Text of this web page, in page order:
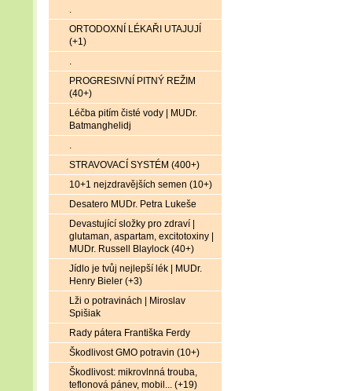
.
ORTODOXNÍ LÉKAŘI UTAJUJÍ
(+1)
.
PROGRESIVNÍ PITNÝ REŽIM
(40+)
Léčba pitím čisté vody | MUDr.
Batmanghelidj
.
STRAVOVACÍ SYSTÉM (400+)
10+1 nejzdravějších semen (10+)
Desatero MUDr. Petra Lukeše
Devastující složky pro zdraví |
glutaman, aspartam, excitotoxiny |
MUDr. Russell Blaylock (40+)
Jídlo je tvůj nejlepší lék | MUDr.
Henry Bieler (+3)
Lži o potravinách | Miroslav
Spišiak
Rady pátera Františka Ferdy
Škodlivost GMO potravin (10+)
Škodlivost: mikrovlnná trouba,
teflonová pánev, mobil... (+19)